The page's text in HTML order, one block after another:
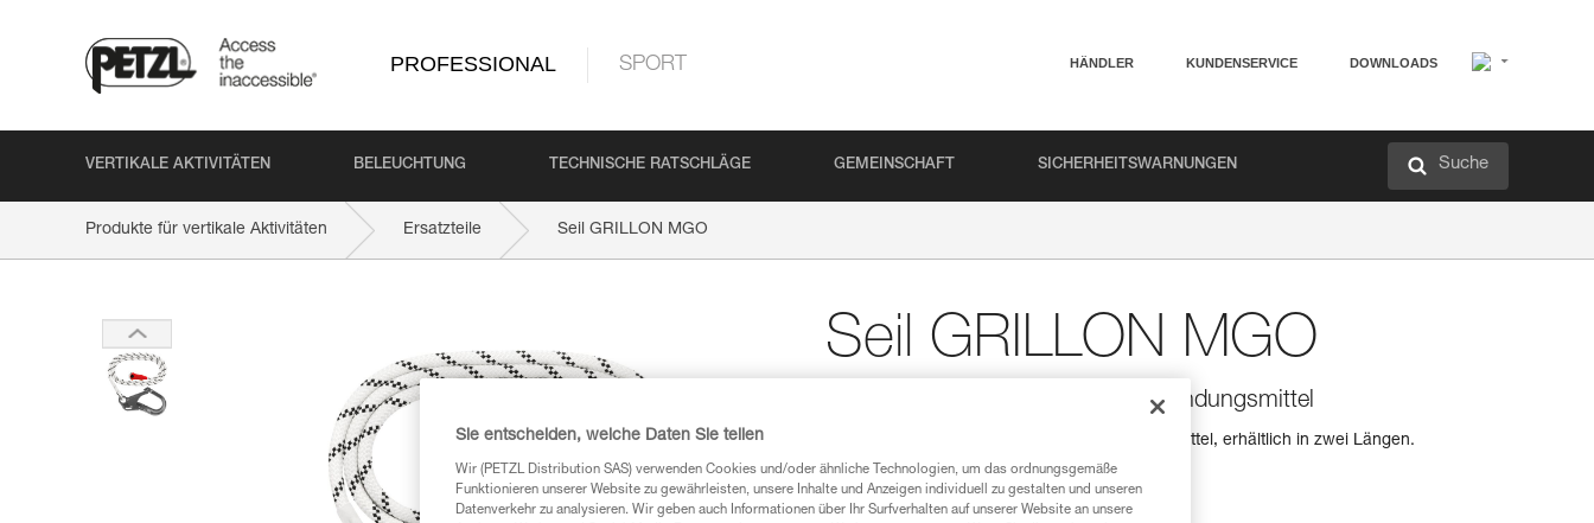
PROFESSIONAL SPORT HÄNDLER KUNDENSERVICE DOWNLOADS
VERTIKALE AKTIVITÄTEN BELEUCHTUNG TECHNISCHE RATSCHLÄGE GEMEINSCHAFT SICHERHEITSWARNUNGEN Suche
Produkte für vertikale Aktivitäten Ersatzteile Seil GRILLON MGO
Seil GRILLON MGO
Ersatzseil für GRILLON MGO-Verbindungsmittel
Ersatzseil für die GRILLON MGO-Verbindungsmittel, erhältlich in zwei Längen.
Einen Händler finden
Sie entscheiden, welche Daten Sie teilen
Wir (PETZL Distribution SAS) verwenden Cookies und/oder ähnliche Technologien, um das ordnungsgemäße
Funktionieren unserer Website zu gewährleisten, unsere Inhalte und Anzeigen individuell zu gestalten und unseren
Datenverkehr zu analysieren. Wir geben auch Informationen über Ihr Surfverhalten auf unserer Website an unsere